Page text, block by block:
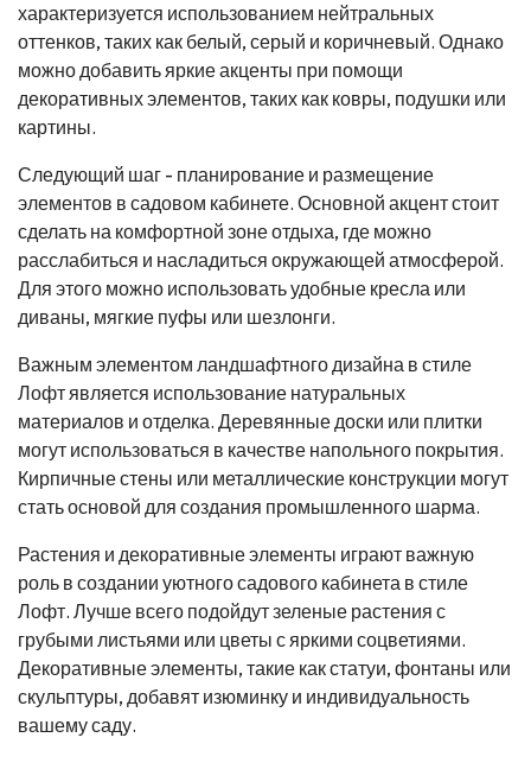
характеризуется использованием нейтральных
оттенков, таких как белый, серый и коричневый. Однако
можно добавить яркие акценты при помощи
декоративных элементов, таких как ковры, подушки или
картины.
Следующий шаг - планирование и размещение
элементов в садовом кабинете. Основной акцент стоит
сделать на комфортной зоне отдыха, где можно
расслабиться и насладиться окружающей атмосферой.
Для этого можно использовать удобные кресла или
диваны, мягкие пуфы или шезлонги.
Важным элементом ландшафтного дизайна в стиле
Лофт является использование натуральных
материалов и отделка. Деревянные доски или плитки
могут использоваться в качестве напольного покрытия.
Кирпичные стены или металлические конструкции могут
стать основой для создания промышленного шарма.
Растения и декоративные элементы играют важную
роль в создании уютного садового кабинета в стиле
Лофт. Лучше всего подойдут зеленые растения с
грубыми листьями или цветы с яркими соцветиями.
Декоративные элементы, такие как статуи, фонтаны или
скульптуры, добавят изюминку и индивидуальность
вашему саду.